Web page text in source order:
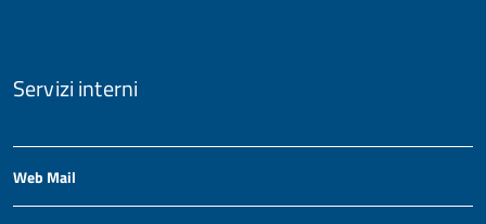
Servizi interni
Web Mail